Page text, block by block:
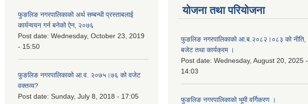
फुङलिङ नगरपालिकाको अर्थ सम्बन्धी प्रस्ताबलाई
कार्यन्वयन गर्न बनेको ऐन‚ २०७६
Post date: Wednesday, October 23, 2019
- 15:50
फुङलिङ नगरपालिकाको आ.व. २०७५।७६ को वजेट
वक्तव्य?
Post date: Sunday, July 8, 2018 - 17:05
योजना तथा परियोजना
फुङलिङ नगरपालिकाको आ.ब.२०८२।०८३ को नीति‚
बजेट तथा कार्यक्रम ।
Post date: Wednesday, August 20, 2025 -
14:03
फुङलिङ नगरपालिकाको भूमी वर्गिकरण ।